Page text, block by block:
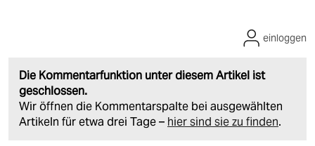
Die Kommentarfunktion unter diesem Artikel ist
geschlossen.
Wir öffnen die Kommentarspalte bei ausgewählten
Artikeln für etwa drei Tage – hier sind sie zu finden.
einloggen